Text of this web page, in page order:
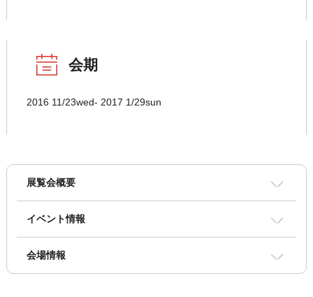
会期
2016 11/23wed- 2017 1/29sun
展覧会概要
イベント情報
会場情報